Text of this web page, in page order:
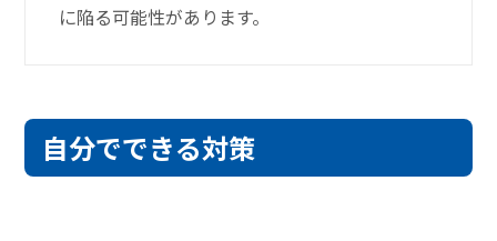
に陥る可能性があります。
自分でできる対策